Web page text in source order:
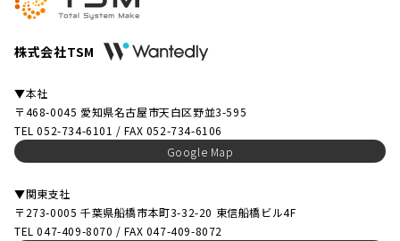
株式会社TSM
▼本社
〒468-0045 愛知県名古屋市天白区野並3-595
TEL 052-734-6101 / FAX 052-734-6106
Google Map
▼関東支社
〒273-0005 千葉県船橋市本町3-32-20 東信船橋ビル4F
TEL 047-409-8070 / FAX 047-409-8072